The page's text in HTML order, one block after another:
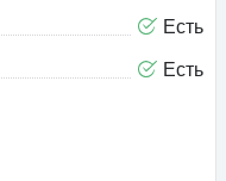
Есть
Есть